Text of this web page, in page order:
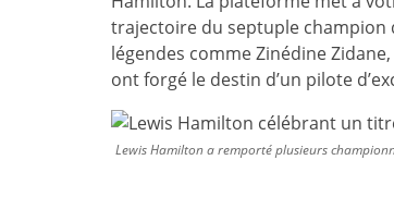
trajectoire du septuple champion
légendes comme Zinédine
ont forgé le destin d’un pilote
Lewis Hamilton a remporté plusieurs